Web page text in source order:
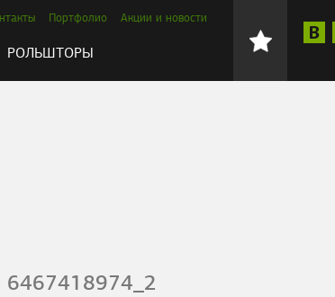
Портфолио Акции и новости
РОЛЬШТОРЫ
6467418974_2